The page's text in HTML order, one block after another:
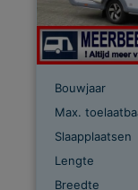
Bouwjaar
Slaapplaatsen
Lengte
Breedte